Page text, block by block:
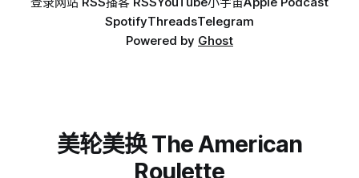
SpotifyThreadsTelegram
Powered by Ghost
美轮美换 The American
Roulette